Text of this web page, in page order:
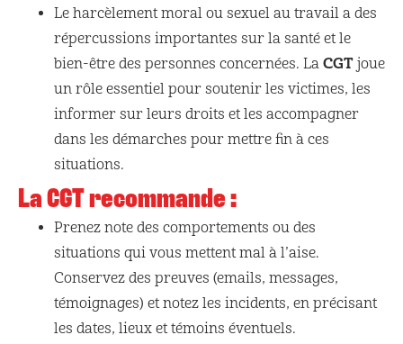
Le harcèlement moral ou sexuel au travail a des
répercussions importantes sur la santé et le
bien-être des personnes concernées. La CGT joue
un rôle essentiel pour soutenir les victimes, les
informer sur leurs droits et les accompagner
dans les démarches pour mettre fin à ces
situations.
La CGT recommande :
Prenez note des comportements ou des
situations qui vous mettent mal à l’aise.
Conservez des preuves (emails, messages,
témoignages) et notez les incidents, en précisant
les dates, lieux et témoins éventuels.